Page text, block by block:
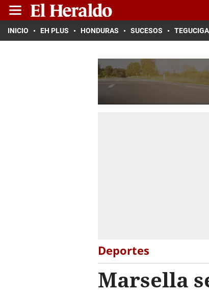
INICIO EH PLUS HONDURAS SUCESOS
Deportes
Marsella